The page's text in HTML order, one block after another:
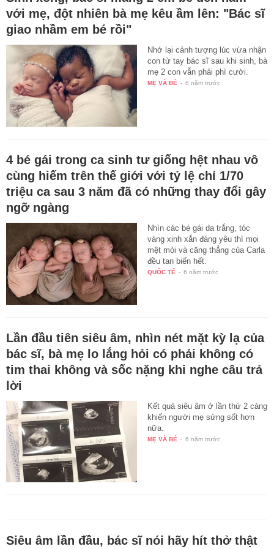
với mẹ, đột nhiên bà mẹ kêu ầm lên: "Bác sĩ
giao nhầm em bé rồi"
Nhớ lại cảnh tượng lúc vừa nhận
con từ tay bác sĩ sau khi sinh, bà
mẹ 2 con vẫn phải phì cười.
MẸ VÀ BÉ - 6 năm trước
4 bé gái trong ca sinh tư giống hệt nhau vô
cùng hiếm trên thế giới với tỷ lệ chỉ 1/70
triệu ca sau 3 năm đã có những thay đổi gây
ngỡ ngàng
Nhìn các bé gái da trắng, tóc
vàng xinh xắn đáng yêu thì mọi
mệt mỏi và căng thẳng của Carla
đều tan biến hết.
QUỐC TẾ - 6 năm trước
Lần đầu tiên siêu âm, nhìn nét mặt kỳ lạ của
bác sĩ, bà mẹ lo lắng hỏi có phải không có
tim thai không và sốc nặng khi nghe câu trả
lời
Kết quả siêu âm ở lần thứ 2 càng
khiến người mẹ sửng sốt hơn
nữa.
MẸ VÀ BÉ - 6 năm trước
Siêu âm lần đầu, bác sĩ nói hãy hít thở thật